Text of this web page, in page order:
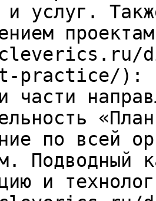
и услуг.
practice/):
части
по всей
Подводный
и